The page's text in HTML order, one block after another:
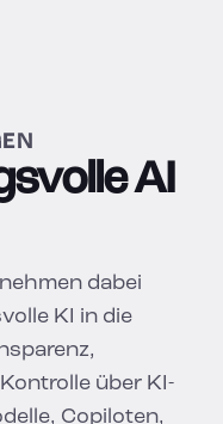
AI
dabei
KI in die
über KI-
Copiloten,